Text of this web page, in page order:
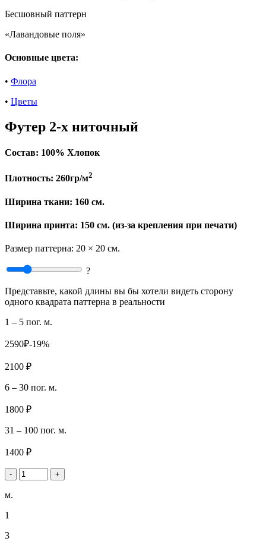
Бесшовный паттерн
«Лавандовые поля»
Основные цвета:
• Флора
• Цветы
Футер 2-х ниточный
Состав: 100% Хлопок
Плотность: 260гр/м2
Ширина ткани: 160 см.
Ширина принта: 150 см. (из-за крепления при печати)
Размер паттерна: 20 × 20 см.
?
Представьте, какой длины вы бы хотели видеть сторону
одного квадрата паттерна в реальности
1 – 5 пог. м.
2590₽-19%
2100 ₽
6 – 30 пог. м.
1800 ₽
31 – 100 пог. м.
1400 ₽
- +
м.
1
3